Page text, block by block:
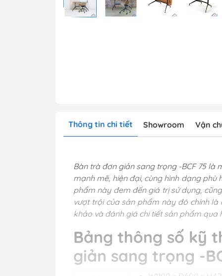
Thông tin chi tiết Showroom Vận
Bàn trà đơn giản sang trọng -BCF 75
mạnh mẽ, hiện đại, cùng hình dạng
phẩm này đem đến giá trị sử dụng,
vượt trội của sản phẩm này đó chính
khảo và đánh giá chi tiết sản phẩm qua
Bảng thông số kỹ
giản sang trọng -